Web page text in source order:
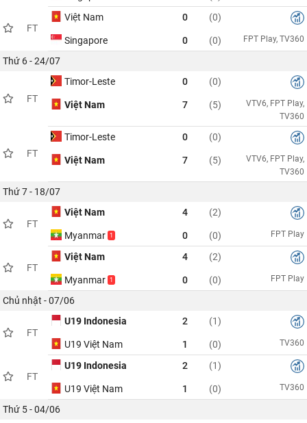
FT
Việt Nam 0 (0)
Singapore 0 (0) FPT Play, TV360
Thứ 6 - 24/07
FT
Timor-Leste 0 (0)
Việt Nam 7 (5)
VTV6, FPT Play,
TV360
FT
Timor-Leste 0 (0)
Việt Nam 7 (5)
VTV6, FPT Play,
TV360
Thứ 7 - 18/07
FT
Việt Nam 4 (2)
Myanmar 1 0 (0) FPT Play
FT
Việt Nam 4 (2)
Myanmar 1 0 (0) FPT Play
Chủ nhật - 07/06
FT
U19 Indonesia 2 (1)
U19 Việt Nam 1 (0) TV360
FT
U19 Indonesia 2 (1)
U19 Việt Nam 1 (0) TV360
Thứ 5 - 04/06